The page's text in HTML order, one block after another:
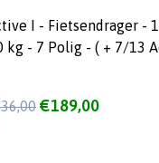
I - Fietsendrager -
Inklapbaar - 10 kg - 7
€189,00